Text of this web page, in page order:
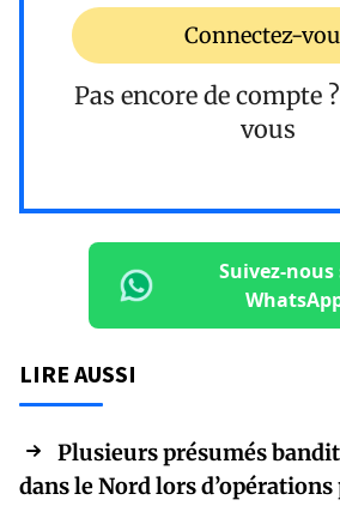
Connectez-
Pas encore de compte ?
vous
Suivez-nous
LIRE AUSSI
Plusieurs présumés
dans le Nord lors